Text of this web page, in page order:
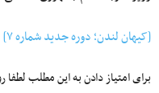
[کیهان لندن؛ دوره جدید شماره ۷]
برای امتیاز دادن به این مطلب